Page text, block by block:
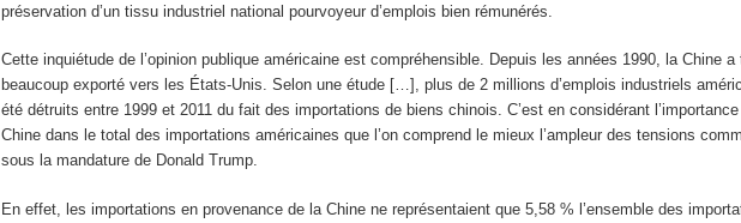
préservation d’un tissu industriel national pourvoyeur d’emplois bien rémunérés.
Cette inquiétude de l’opinion publique américaine est compréhensible. Depuis les années 1990, la Chine a
beaucoup exporté vers les États-Unis. Selon une étude […], plus de 2 millions d’emplois industriels
été détruits entre 1999 et 2011 du fait des importations de biens chinois. C’est en considérant
Chine dans le total des importations américaines que l’on comprend le mieux l’ampleur des tensions
sous la mandature de Donald Trump.
En effet, les importations en provenance de la Chine ne représentaient que 5,58 % l’ensemble des